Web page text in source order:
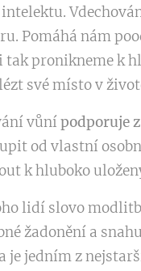
Pomáhá nám
tak pronikneme k
své místo v
vůní podporuje
od vlastní
k hluboko
lidí slovo
žadonění a
je jedním z